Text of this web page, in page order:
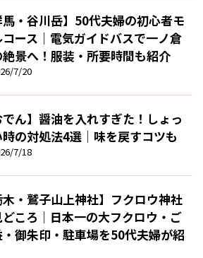
馬・谷川岳】50代夫婦の初心者モ
ース｜電気ガイドバスで一ノ倉
景へ！服装・所要時間も紹介
7/20
でん】醤油を入れすぎた！しょっ
の対処法4選｜味を戻すコツも
7/18
木・鷲子山上神社】フクロウ神社
ころ｜日本一の大フクロウ・ご
御朱印・駐車場を50代夫婦が紹